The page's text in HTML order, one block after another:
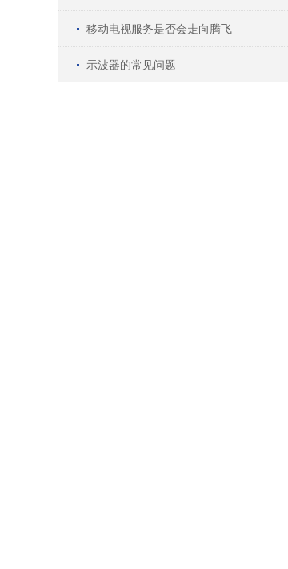
移动电视服务是否会走向腾飞
示波器的常见问题